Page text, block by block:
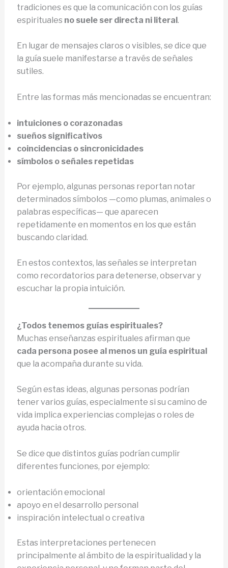
tradiciones es que la comunicación con los guías
espirituales no suele ser directa ni literal.
En lugar de mensajes claros o visibles, se dice que
la guía suele manifestarse a través de señales
sutiles.
Entre las formas más mencionadas se encuentran:
intuiciones o corazonadas
sueños significativos
coincidencias o sincronicidades
símbolos o señales repetidas
Por ejemplo, algunas personas reportan notar
determinados símbolos —como plumas, animales o
palabras específicas— que aparecen
repetidamente en momentos en los que están
buscando claridad.
En estos contextos, las señales se interpretan
como recordatorios para detenerse, observar y
escuchar la propia intuición.
¿Todos tenemos guías espirituales?
Muchas enseñanzas espirituales afirman que
cada persona posee al menos un guía espiritual
que la acompaña durante su vida.
Según estas ideas, algunas personas podrían
tener varios guías, especialmente si su camino de
vida implica experiencias complejas o roles de
ayuda hacia otros.
Se dice que distintos guías podrían cumplir
diferentes funciones, por ejemplo:
orientación emocional
apoyo en el desarrollo personal
inspiración intelectual o creativa
Estas interpretaciones pertenecen
principalmente al ámbito de la espiritualidad y la